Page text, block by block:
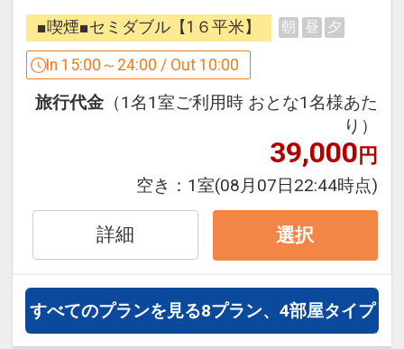
【ホテルまでのアクセス】
・広島バスセンターそば 徒歩3分
・広島電鉄 紙屋町西電停 目の前
【周辺施設】
・ひろしまゲートパークプラザ（イベン
ト広場）（徒歩約1分）
・シミントひろしま（商業施設）（徒歩
約1分）
・そごう広島店、NTTクレドホール、パ
セーラ（徒歩約1分）
・広島グリーンアリーナ（徒歩約3分）
・広島城（徒歩約8分）
うに、清潔なお部屋を提供いたします。
フロントスタッフは、フレンドリーなが
らスピードある応対を心がけ、
お過ごしいただけるようお約束いたしま
直前予約にも最適なプランです。
◇全室Ｗｉ-Ｆｉ＆有線ＬＡＮ完備！ 無
◇全室ＶＯＤ完備
■喫煙■セミダブル【1６平米】 朝 昼 夕
In 15:00～24:00 / Out 10:00
旅行代金 （1名1室ご利用時 おとな1名様あた
り）
39,000円
空き： 1室(08月07日22:44時点)
詳細 選択
すべてのプランを見る8プラン、4部屋タイプ